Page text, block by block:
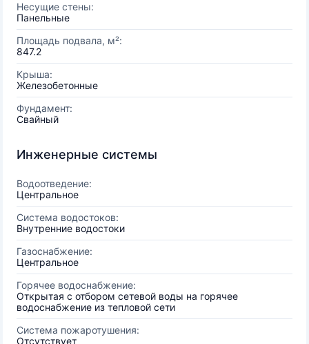
Несущие стены:
Панельные
Площадь подвала, м²:
847.2
Крыша:
Железобетонные
Фундамент:
Свайный
Инженерные системы
Водоотведение:
Центральное
Система водостоков:
Внутренние водостоки
Газоснабжение:
Центральное
Горячее водоснабжение:
Открытая с отбором сетевой воды на горячее
водоснабжение из тепловой сети
Система пожаротушения:
Отсутствует